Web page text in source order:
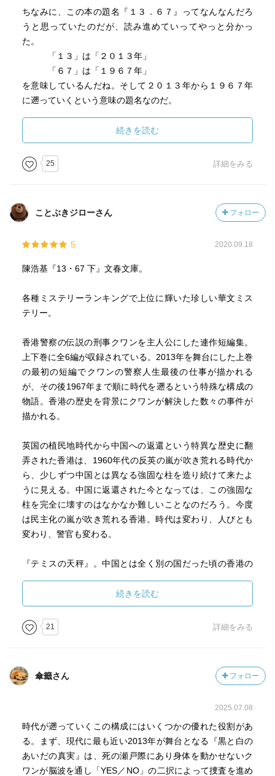
誰もが悶絶必至
ガッツポーズ必至
再読必至
傑作と云いたい！
完
ちなみに、この本の題名『１３．６７』ってなんなんだろ
うと思っていたのだが、読み進めていってやっと分かっ
た。
「１３」は「２０１３年」
「６７」は「１９６７年」
を意味しているんだね。そして２０１３年から１９６７年
に遡っていくという意味の題名なのだ。
香港がイギリスから中国に返還されるという香港の激動の
時代を見事に描き切り、そこに香港警察の一警察官の人生
を投影させながらストーリーを展開させていく。
るのだけれど、僕のようなあまり香港の歴史を知らない人
間にも十分に楽しめたり、本格推理小説としても及第点以
中華文学はいままで読んできたことはなかったが、『三
続きを読む
25 詳細をみる
ことぶきジローさん フォロー
5 2020.09.18
陳浩基『13・67 下』文春文庫。
各種ミステリーランキングで上位に輝いた珍しい華文ミス
テリー。
香港警察の伝説の刑事クワンを主人公にした連作短編集。
上下巻に全6編が収録されている。2013年を舞台にした上巻
の最初の短編でクワンの警察人生最後の仕事が描かれる
が、その後1967年まで順に時代を遡るという特殊な構成の
物語。香港の歴史を背景にクワンが解決した数々の事件が
描かれる。
英国の植民地時代から中国への返還という特異な歴史に翻
弄された香港は、1960年代の反英の嵐が吹き荒れる時代か
ら、少しずつ中国とは異なる強固な柱を造り続けて来たよ
うに見える。中国に返還された今となっては、この強固な
柱を完全に壊すのはなかなか難しいことなのだろう。今度
は民主化の嵐が吹き荒れる香港。時代は変わり、人びとも
変わり、警官も変わる。
『テミスの天秤』。中国とは全く別の国だった頃の香港の
1989年、雑居ビルに潜む凶悪犯たちと香港警察の警官との
銃撃戦。犯人は全員射殺されたものの、ビル内にあるホテ
ルに居た一般市民は全員が犯人に射殺され、何人かの警官
も負傷する。事件の直後に偶然、事件現場を訪れたクワン
『借りた場所に』。パズルを解くような理路整然としたク
の汚職が蔓延る時代。そんな警察の堕落に目を光らせる司
法執行員のヒルの一人息子が誘拐された。ヒルが頼ったの
はロンドン警察時代の教え子、クワンだった。子供の誘拐
事件なのに何故か醒めた態度のクワン。事件の背後に隠さ
れた真実とは……
続きを読む
21 詳細をみる
傘籤さん フォロー
2025.07.08
時代が遡っていくこの構成にはいくつかの優れた役割があ
る。まず、現代に最も近い2013年が舞台となる『黒と白の
あいだの真実』は、死の瀬戸際にあり身体を動かせないク
ワンが脳波を通し「YES／NO」の二択によって捜査を進め